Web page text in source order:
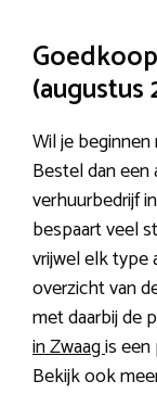
(augustus
Wil je
Bestel dan
verhuurbedrijf
bespaart veel
vrijwel elk type
overzicht van
met daarbij de
in Zwaagis
Bekijk ook